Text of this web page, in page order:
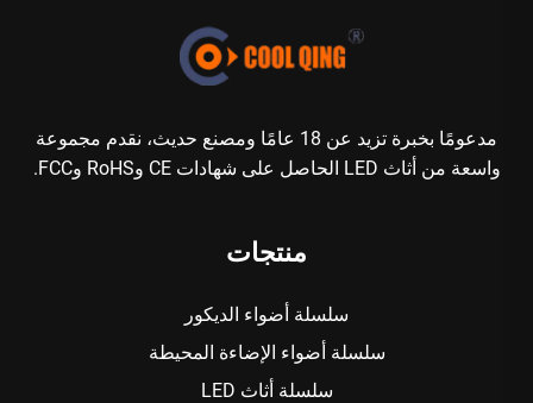
مدعومًا بخبرة تزيد عن 18 عامًا ومصنع حديث، نقدم مجموعة
واسعة من أثاث LED الحاصل على شهادات CE وRoHS وFCC.
منتجات
سلسلة أضواء الديكور
سلسلة أضواء الإضاءة المحيطة
سلسلة أثاث LED